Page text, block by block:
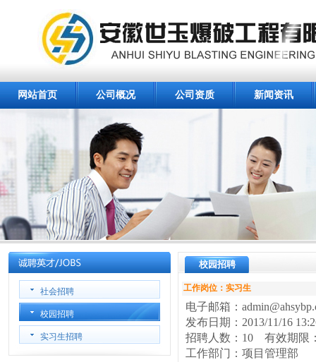
网站首页 公司概况 公司资质 新闻资讯
社会招聘
校园招聘
实习生招聘
校园招聘
工作岗位：实习生
电子邮箱：
发布日期：2013/11/16
招聘人数：10 有效期限
工作部门：项目管理部